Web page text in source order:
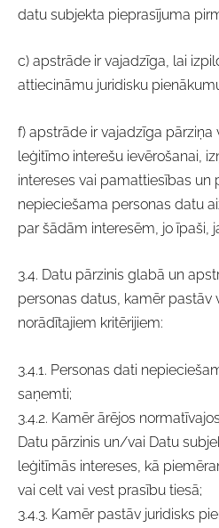
datu subjekta pieprasījuma
c) apstrāde ir vajadzīga, lai
attiecināmu juridisku
f) apstrāde ir vajadzīga pārziņa
leģitīmo interešu ievērošanai,
intereses vai pamattiesības un
nepieciešama personas datu
par šādām interesēm, jo īpaši,
3.4. Datu pārzinis glabā un
personas datus, kamēr pastāv
norādītajiem kritērijiem:
3.4.1. Personas dati
saņemti;
3.4.2. Kamēr ārējos
Datu pārzinis un/vai Datu
leģitīmās intereses, kā
vai celt vai vest prasību tiesā;
3.4.3. Kamēr pastāv juridisks